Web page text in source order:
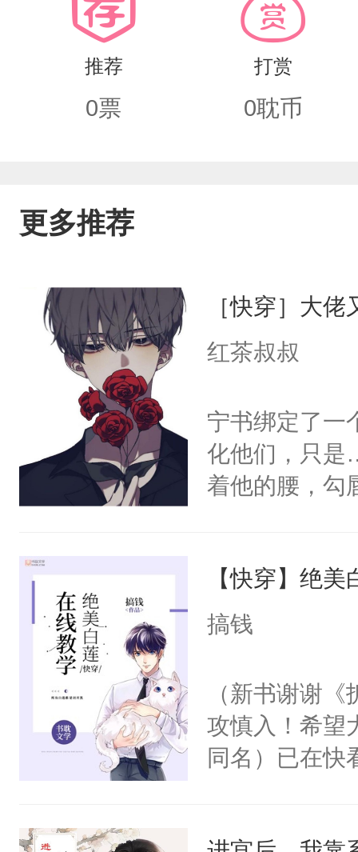
认识。”说不认识就不认识。真香的洛
转，洛白也学会了死缠烂打温水煮青
推荐
0票
打赏
0耽币
更多推荐
［快穿］大
红茶叔叔
宁书绑定了一
化他们，只是
着他的腰，勾
来，给老公
用力——为你
【快穿】绝
搞钱
（新书谢谢
攻慎入！希望
同名）已在快